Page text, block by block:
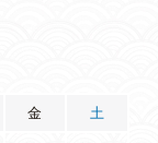
金 土